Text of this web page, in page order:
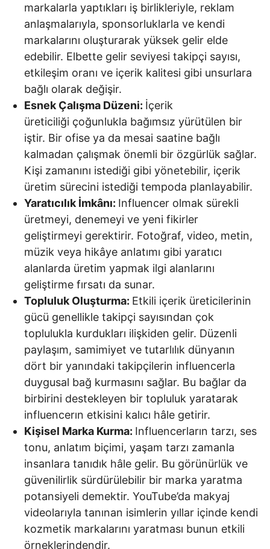
markalarla yaptıkları iş birlikleriyle, reklam
anlaşmalarıyla, sponsorluklarla ve kendi
markalarını oluşturarak yüksek gelir elde
edebilir. Elbette gelir seviyesi takipçi sayısı,
etkileşim oranı ve içerik kalitesi gibi unsurlara
bağlı olarak değişir.
Esnek Çalışma Düzeni: İçerik
üreticiliği çoğunlukla bağımsız yürütülen bir
iştir. Bir ofise ya da mesai saatine bağlı
kalmadan çalışmak önemli bir özgürlük sağlar.
Kişi zamanını istediği gibi yönetebilir, içerik
üretim sürecini istediği tempoda planlayabilir.
Yaratıcılık İmkânı: Influencer olmak sürekli
üretmeyi, denemeyi ve yeni fikirler
geliştirmeyi gerektirir. Fotoğraf, video, metin,
müzik veya hikâye anlatımı gibi yaratıcı
alanlarda üretim yapmak ilgi alanlarını
geliştirme fırsatı da sunar.
Topluluk Oluşturma: Etkili içerik üreticilerinin
gücü genellikle takipçi sayısından çok
toplulukla kurdukları ilişkiden gelir. Düzenli
paylaşım, samimiyet ve tutarlılık dünyanın
dört bir yanındaki takipçilerin influencerla
duygusal bağ kurmasını sağlar. Bu bağlar da
birbirini destekleyen bir topluluk yaratarak
influencerın etkisini kalıcı hâle getirir.
Kişisel Marka Kurma: Influencerların tarzı, ses
tonu, anlatım biçimi, yaşam tarzı zamanla
insanlara tanıdık hâle gelir. Bu görünürlük ve
güvenilirlik sürdürülebilir bir marka yaratma
potansiyeli demektir. YouTube’da makyaj
videolarıyla tanınan isimlerin yıllar içinde kendi
kozmetik markalarını yaratması bunun etkili
örneklerindendir.